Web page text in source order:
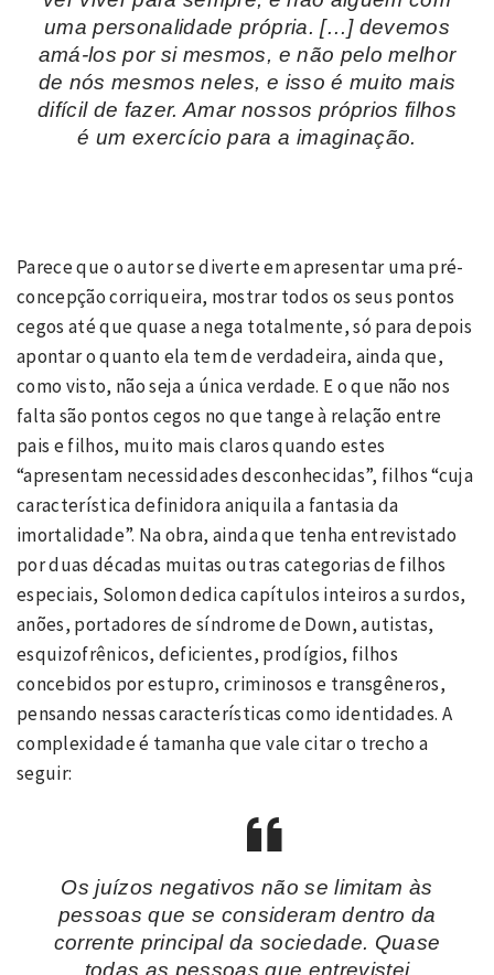
uma personalidade própria. […] devemos
amá-los por si mesmos, e não pelo melhor
de nós mesmos neles, e isso é muito mais
difícil de fazer. Amar nossos próprios filhos
é um exercício para a imaginação.
Parece que o autor se diverte em apresentar uma pré-
concepção corriqueira, mostrar todos os seus pontos
cegos até que quase a nega totalmente, só para depois
apontar o quanto ela tem de verdadeira, ainda que,
como visto, não seja a única verdade. E o que não nos
falta são pontos cegos no que tange à relação entre
pais e filhos, muito mais claros quando estes
“apresentam necessidades desconhecidas”, filhos “cuja
característica definidora aniquila a fantasia da
imortalidade”. Na obra, ainda que tenha entrevistado
por duas décadas muitas outras categorias de filhos
especiais, Solomon dedica capítulos inteiros a surdos,
anões, portadores de síndrome de Down, autistas,
esquizofrênicos, deficientes, prodígios, filhos
concebidos por estupro, criminosos e transgêneros,
pensando nessas características como identidades. A
complexidade é tamanha que vale citar o trecho a
seguir:
Os juízos negativos não se limitam às
pessoas que se consideram dentro da
corrente principal da sociedade. Quase
todas as pessoas que entrevistei